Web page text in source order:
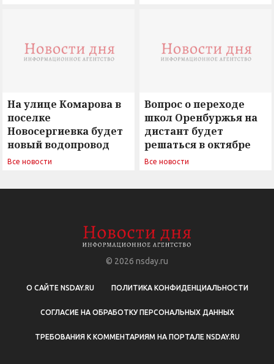
На улице Комарова в
поселке
Новосергиевка будет
новый водопровод
Все новости
Вопрос о переходе
школ Оренбуржья на
дистант будет
решаться в октябре
Все новости
© 2026 nsday.ru
О САЙТЕ NSDAY.RU ПОЛИТИКА КОНФИДЕНЦИАЛЬНОСТИ
СОГЛАСИЕ НА ОБРАБОТКУ ПЕРСОНАЛЬНЫХ ДАННЫХ
ТРЕБОВАНИЯ К КОММЕНТАРИЯМ НА ПОРТАЛЕ NSDAY.RU